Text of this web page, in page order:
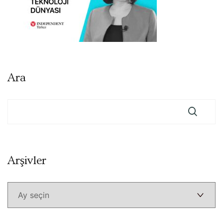
Ara
ArşivlerArşivler